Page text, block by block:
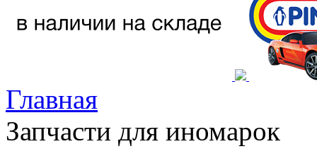
Главная
Запчасти для иномарок